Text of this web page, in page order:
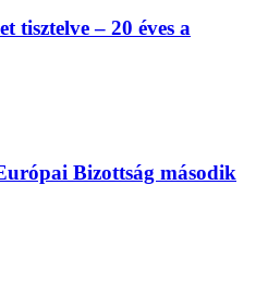
tisztelve – 20 éves a
Bizottság második